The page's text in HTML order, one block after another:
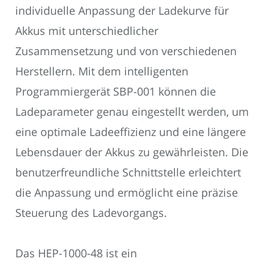
individuelle Anpassung der Ladekurve für
Akkus mit unterschiedlicher
Zusammensetzung und von verschiedenen
Herstellern. Mit dem intelligenten
Programmiergerät SBP-001 können die
Ladeparameter genau eingestellt werden, um
eine optimale Ladeeffizienz und eine längere
Lebensdauer der Akkus zu gewährleisten. Die
benutzerfreundliche Schnittstelle erleichtert
die Anpassung und ermöglicht eine präzise
Steuerung des Ladevorgangs.
Das HEP-1000-48 ist ein